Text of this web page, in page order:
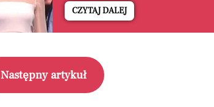
CZYTAJ DALEJ
Następny artykuł